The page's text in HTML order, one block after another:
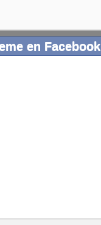
en Facebook